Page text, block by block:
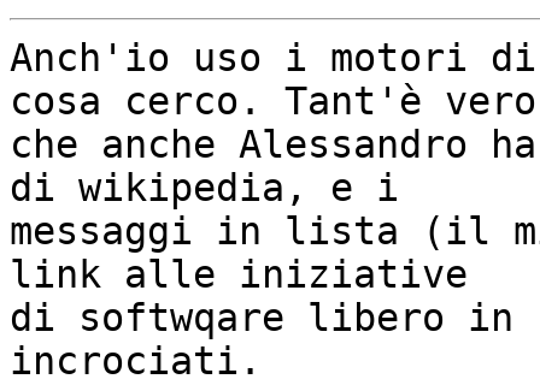
Anch'io uso i motori di
cosa cerco. Tant'è vero
che anche Alessandro
di wikipedia, e i
messaggi in lista (il
link alle iniziative
di softwqare libero
incrociati.